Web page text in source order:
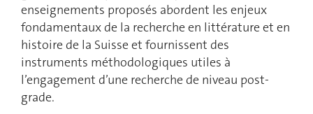
enseignements proposés abordent les enjeux
fondamentaux de la recherche en littérature et en
histoire de la Suisse et fournissent des
instruments méthodologiques utiles à
l’engagement d’une recherche de niveau post-
grade.